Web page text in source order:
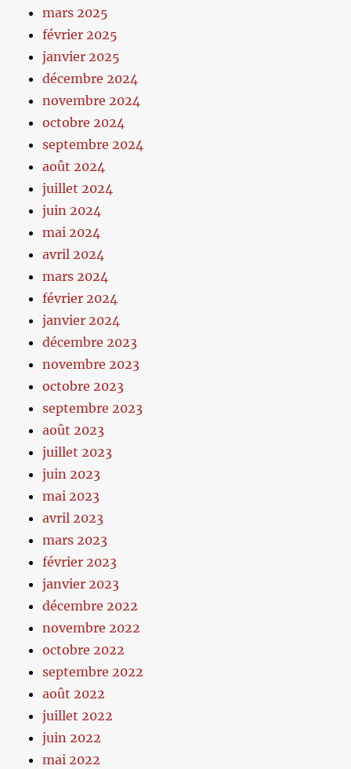
mars 2025
février 2025
janvier 2025
décembre 2024
novembre 2024
octobre 2024
septembre 2024
août 2024
juillet 2024
juin 2024
mai 2024
avril 2024
mars 2024
février 2024
janvier 2024
décembre 2023
novembre 2023
octobre 2023
septembre 2023
août 2023
juillet 2023
juin 2023
mai 2023
avril 2023
mars 2023
février 2023
janvier 2023
décembre 2022
novembre 2022
octobre 2022
septembre 2022
août 2022
juillet 2022
juin 2022
mai 2022